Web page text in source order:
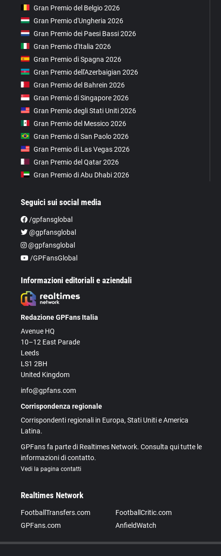
Gran Premio del Belgio 2026
Gran Premio d'Ungheria 2026
Gran Premio dei Paesi Bassi 2026
Gran Premio d'Italia 2026
Gran Premio di Spagna 2026
Gran Premio dell'Azerbaigian 2026
Gran Premio del Bahrein 2026
Gran Premio di Singapore 2026
Gran Premio degli Stati Uniti 2026
Gran Premio del Messico 2026
Gran Premio di San Paolo 2026
Gran Premio di Las Vegas 2026
Gran Premio del Qatar 2026
Gran Premio di Abu Dhabi 2026
Seguici sui social media
/gpfansglobal
@gpfansglobal
@gpfansglobal
/GPFansGlobal
Informazioni editoriali e aziendali
Redazione GPFans Italia
Avenue HQ
10–12 East Parade
Leeds
LS1 2BH
United Kingdom
info@gpfans.com
Corrispondenza regionale
Corrispondenti regionali in Europa, Stati Uniti e America
Latina.
GPFans fa parte di Realtimes Network. Consulta qui tutte le
informazioni di contatto.
Vedi la pagina contatti
Realtimes Network
FootballTransfers.com
FootballCritic.com
GPFans.com
AnfieldWatch